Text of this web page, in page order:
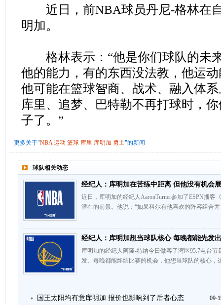
近日，前NBA球员丹尼-格林在
明加。
格林表示：“他是你们球队的未
他的能力，有的东西没法教，他运
他可能在篮球智商、战术、融入体
库里、追梦、巴特勒不再打球时，
子了。”
更多关于"NBA 运动 篮球 库里 库明加 勇士"的新闻
球队相关动态
经纪人：库明加在苦练中距离 但他没有机会
近日，库明加的经纪人AaronTurner参加了ESPN播客
潜在的前景。他说：“如果科尔有他喜欢的阵容组合
经纪人：库明加想当球队核心 每晚都能先发
库明加的经纪人阿隆-特纳今日做客了湾区95.7电台
发、每晚都能终结比赛的机会，他想当球队的核心
国王太阳均有意库明加 报价也影响到了后者心态 09-